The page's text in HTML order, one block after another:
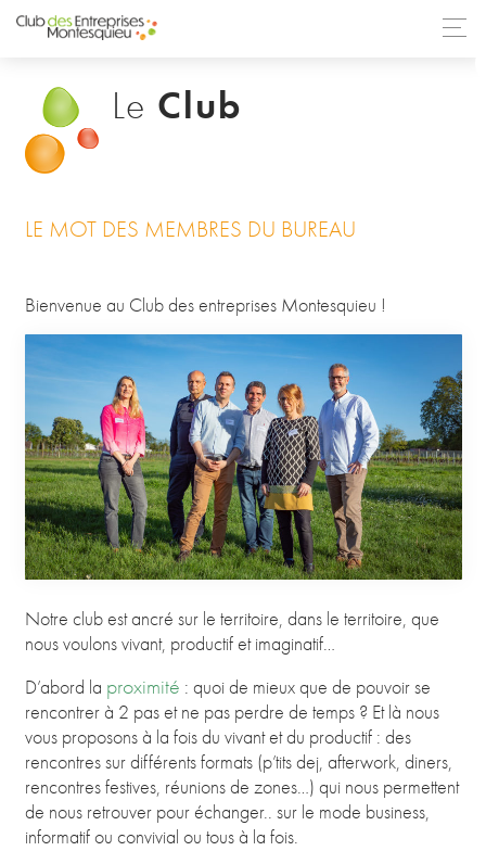
Le Club
LE MOT DES MEMBRES DU BUREAU
Bienvenue au Club des entreprises Montesquieu !
Notre club est ancré sur le territoire, dans le territoire, que
nous voulons vivant, productif et imaginatif…
D’abord la proximité : quoi de mieux que de pouvoir se
rencontrer à 2 pas et ne pas perdre de temps ? Et là nous
vous proposons à la fois du vivant et du productif : des
rencontres sur différents formats (p’tits dej, afterwork, diners,
rencontres festives, réunions de zones…) qui nous permettent
de nous retrouver pour échanger.. sur le mode business,
informatif ou convivial ou tous à la fois.